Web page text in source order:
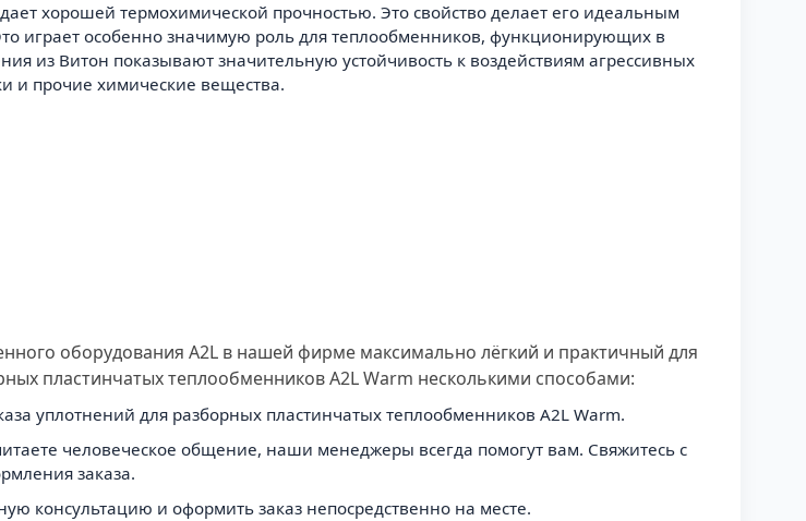
хорошей термохимической прочностью. Это свойство делает его идеальным
играет особенно значимую роль для теплообменников, функционирующих в
из Витон показывают значительную устойчивость к воздействиям агрессивных
и прочие химические вещества.
оборудования A2L в нашей фирме максимально лёгкий и практичный для
пластинчатых теплообменников A2L Warm несколькими способами:
уплотнений для разборных пластинчатых теплообменников A2L Warm.
человеческое общение, наши менеджеры всегда помогут вам. Свяжитесь с
заказа.
консультацию и оформить заказ непосредственно на месте.